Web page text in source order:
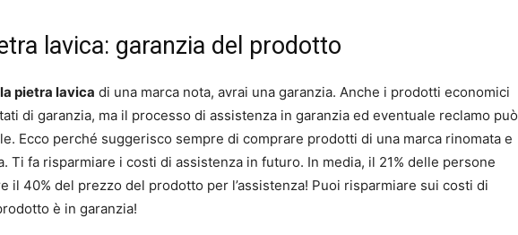
lavica: garanzia del prodotto
pietra lavica di una marca nota, avrai una garanzia. Anche i prodotti economici
di garanzia, ma il processo di assistenza in garanzia ed eventuale reclamo può
Ecco perché suggerisco sempre di comprare prodotti di una marca rinomata e
Ti fa risparmiare i costi di assistenza in futuro. In media, il 21% delle persone
il 40% del prezzo del prodotto per l’assistenza! Puoi risparmiare sui costi di
è in garanzia!